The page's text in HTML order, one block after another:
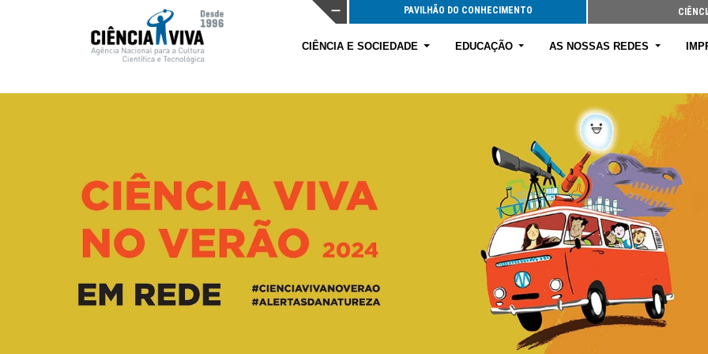
PAVILHÃO DO CONHECIMENTO
CIÊNCIA E SOCIEDADE EDUCAÇÃO AS NOSSAS REDES